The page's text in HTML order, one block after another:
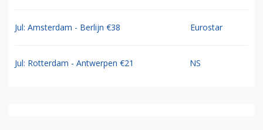
Jul: Amsterdam - Berlijn €38 Eurostar
Jul: Rotterdam - Antwerpen €21 NS